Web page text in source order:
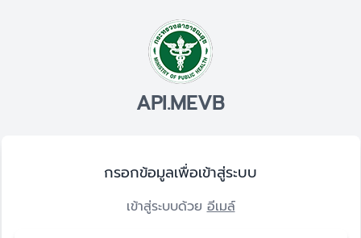
API.MEVB
กรอกข้อมูลเพื่อเข้าสู่ระบบ
เข้าสู่ระบบด้วยอีเมล์